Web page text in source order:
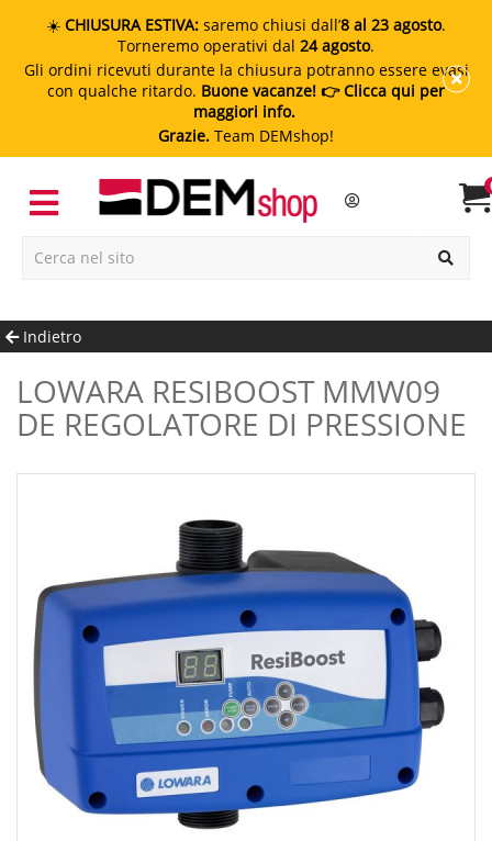
☀️ CHIUSURA ESTIVA: saremo chiusi dall’8 al 23 agosto.
Torneremo operativi dal 24 agosto.
Gli ordini ricevuti durante la chiusura potranno essere evasi
con qualche ritardo. Buone vacanze! 👉 Clicca qui per
maggiori info.
Grazie. Team DEMshop!
Indietro
LOWARA RESIBOOST MMW09
DE REGOLATORE DI PRESSIONE